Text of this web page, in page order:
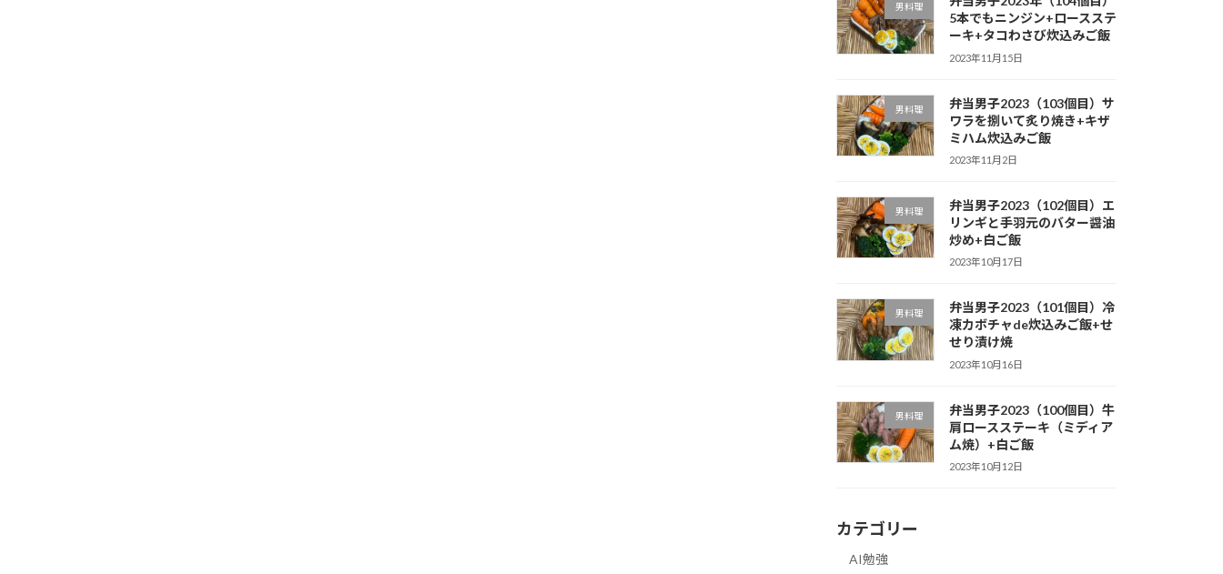
男料理
5本でもニンジン+ロースステ
ーキ+タコわさび炊込みご飯
2023年11月15日
男料理
弁当男子2023（103個目）サ
ワラを捌いて炙り焼き+キザ
ミハム炊込みご飯
2023年11月2日
男料理
弁当男子2023（102個目）エ
リンギと手羽元のバター醤油
炒め+白ご飯
2023年10月17日
男料理
弁当男子2023（101個目）冷
凍カボチャde炊込みご飯+せ
せり漬け焼
2023年10月16日
男料理
弁当男子2023（100個目）牛
肩ロースステーキ（ミディア
ム焼）+白ご飯
2023年10月12日
カテゴリー
AI勉強